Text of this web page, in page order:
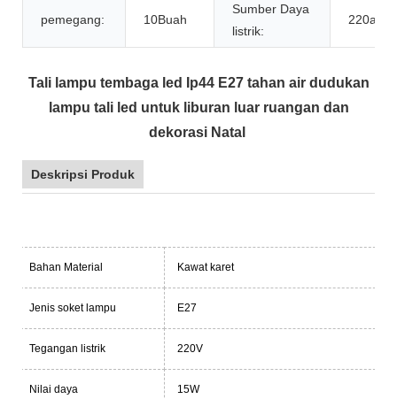
pemegang: 10Buah
Sumber Daya
listrik:
220ay
Tali lampu tembaga led Ip44 E27 tahan air dudukan
lampu tali led untuk liburan luar ruangan dan
dekorasi Natal
Deskripsi Produk
Bahan Material Kawat karet
Jenis soket lampu E27
Tegangan listrik 220V
Nilai daya 15W